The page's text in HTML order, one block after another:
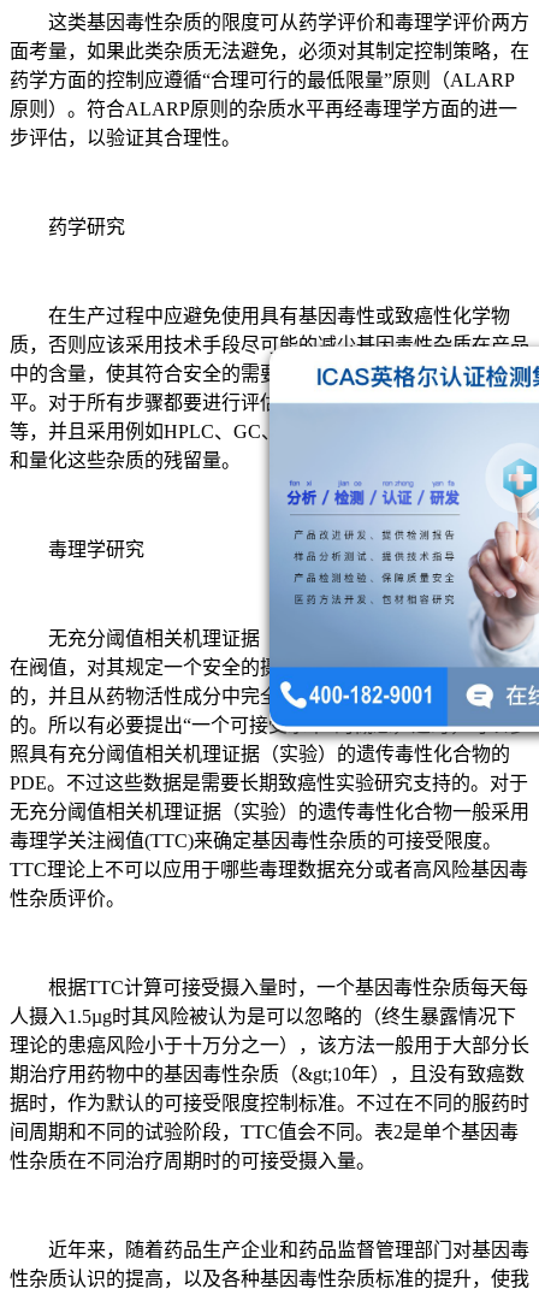
这类基因毒性杂质的限度可从药学评价和毒理学评价两方
面考量，如果此类杂质无法避免，必须对其制定控制策略，在
药学方面的控制应遵循“合理可行的最低限量”原则（ALARP
原则）。符合ALARP原则的杂质水平再经毒理学方面的进一
步评估，以验证其合理性。
药学研究
在生产过程中应避免使用具有基因毒性或致癌性化学物
质，否则应该采用技术手段尽可能的减少基因毒性杂质在产品
中的含量，使其符合安全的需要或使其降低到一个合理的水
平。对于所有步骤都要进行评估，包括起始原料、中间体等
等，并且采用例如HPLC、GC、毛细管电泳等检测手段检测
和量化这些杂质的残留量。
毒理学研究
无充分阈值相关机理证据（实验）的遗传毒性化合物不存
在阀值，对其规定一个安全的摄入量水平（零风险）是不可能
的，并且从药物活性成分中完全除去该杂质一般是很难做到
的。所以有必要提出“一个可接受水平”的概念，这时，可以参
照具有充分阈值相关机理证据（实验）的遗传毒性化合物的
PDE。不过这些数据是需要长期致癌性实验研究支持的。对于
无充分阈值相关机理证据（实验）的遗传毒性化合物一般采用
毒理学关注阀值(TTC)来确定基因毒性杂质的可接受限度。
TTC理论上不可以应用于哪些毒理数据充分或者高风险基因毒
性杂质评价。
根据TTC计算可接受摄入量时，一个基因毒性杂质每天每
人摄入1.5µg时其风险被认为是可以忽略的（终生暴露情况下
理论的患癌风险小于十万分之一），该方法一般用于大部分长
期治疗用药物中的基因毒性杂质（&gt;10年），且没有致癌数
据时，作为默认的可接受限度控制标准。不过在不同的服药时
间周期和不同的试验阶段，TTC值会不同。表2是单个基因毒
性杂质在不同治疗周期时的可接受摄入量。
近年来，随着药品生产企业和药品监督管理部门对基因毒
性杂质认识的提高，以及各种基因毒性杂质标准的提升，使我